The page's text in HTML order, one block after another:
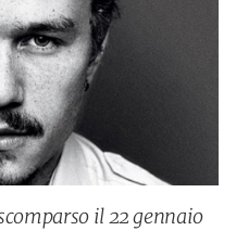
il 22 gennaio